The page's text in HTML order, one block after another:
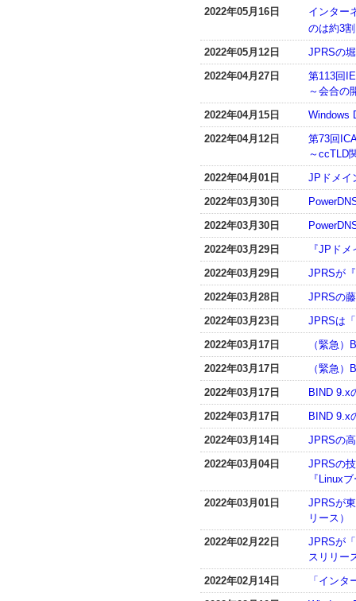
2022年05月16日
インター
のは約3
2022年05月12日
JPRSの
2022年04月27日
第113回
～会合の
2022年04月15日
Windows
2022年04月12日
第73回
～ccTLD
2022年04月01日
JPドメイ
2022年03月30日
2022年03月30日
2022年03月29日
『JPド
2022年03月29日
JPRSが
2022年03月28日
JPRSの
2022年03月23日
JPRSは
2022年03月17日
（緊急
2022年03月17日
（緊急
2022年03月17日
BIND 9.x
2022年03月17日
BIND 9.x
2022年03月14日
JPRSの
2022年03月04日
JPRSの
『Linux
2022年03月01日
JPRSが
リース）
2022年02月22日
JPRSが
スリリー
2022年02月14日
「イン